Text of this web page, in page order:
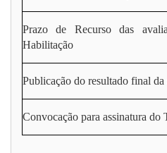
Prazo de Recurso das
Habilitação
Publicação do resultado final da
Convocação para assinatura do